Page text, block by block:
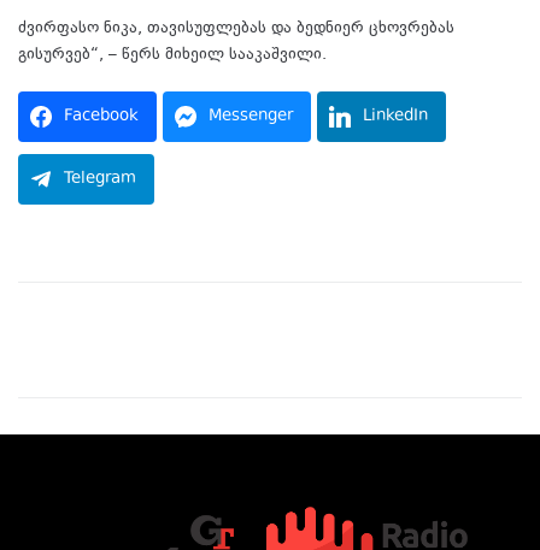
ძვირფასო ნიკა, თავისუფლებას და ბედნიერ ცხოვრებას
გისურვებ“, – წერს მიხეილ სააკაშვილი.
Facebook Messenger LinkedIn
Telegram